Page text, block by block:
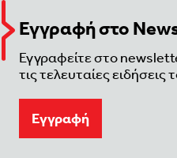
Εγγραφή στο
Εγγραφείτε στο
τις τελευταίες ειδήσεις
Eγγραφή